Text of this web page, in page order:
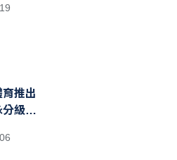
推出
分級」
戰領